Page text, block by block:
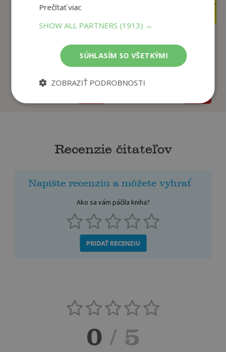
19
Bratislava
Struhár, Pavol
Na sklade
Slovensko obrázkový
sprievodca ANG - ...
Recenzie čitateľov
Napíšte recenziu a môžete vyhrať
Ako sa vám páčila kniha?
PRIDAŤ RECENZIU
0 / 5
Prečítať viac
SHOW ALL PARTNERS (1913) →
SÚHLASÍM SO VŠETKÝMI
ZOBRAZIŤ PODROBNOSTI